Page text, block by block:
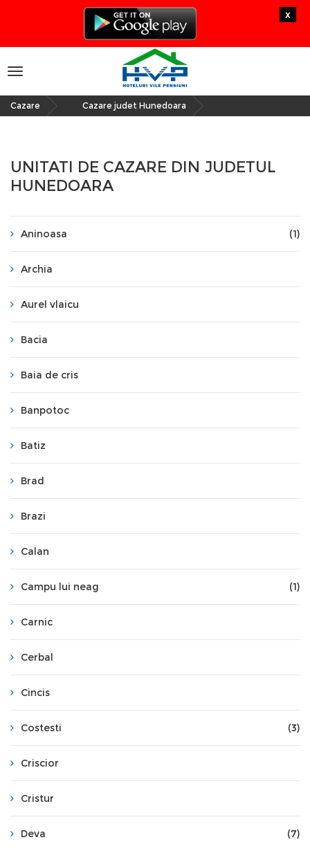
x
Toggle
navigation
Cazare Cazare judet Hunedoara
UNITATI DE CAZARE DIN JUDETUL
HUNEDOARA
Aninoasa (1)
Archia
Aurel vlaicu
Bacia
Baia de cris
Banpotoc
Batiz
Brad
Brazi
Calan
Campu lui neag (1)
Carnic
Cerbal
Cincis
Costesti (3)
Criscior
Cristur
Deva (7)